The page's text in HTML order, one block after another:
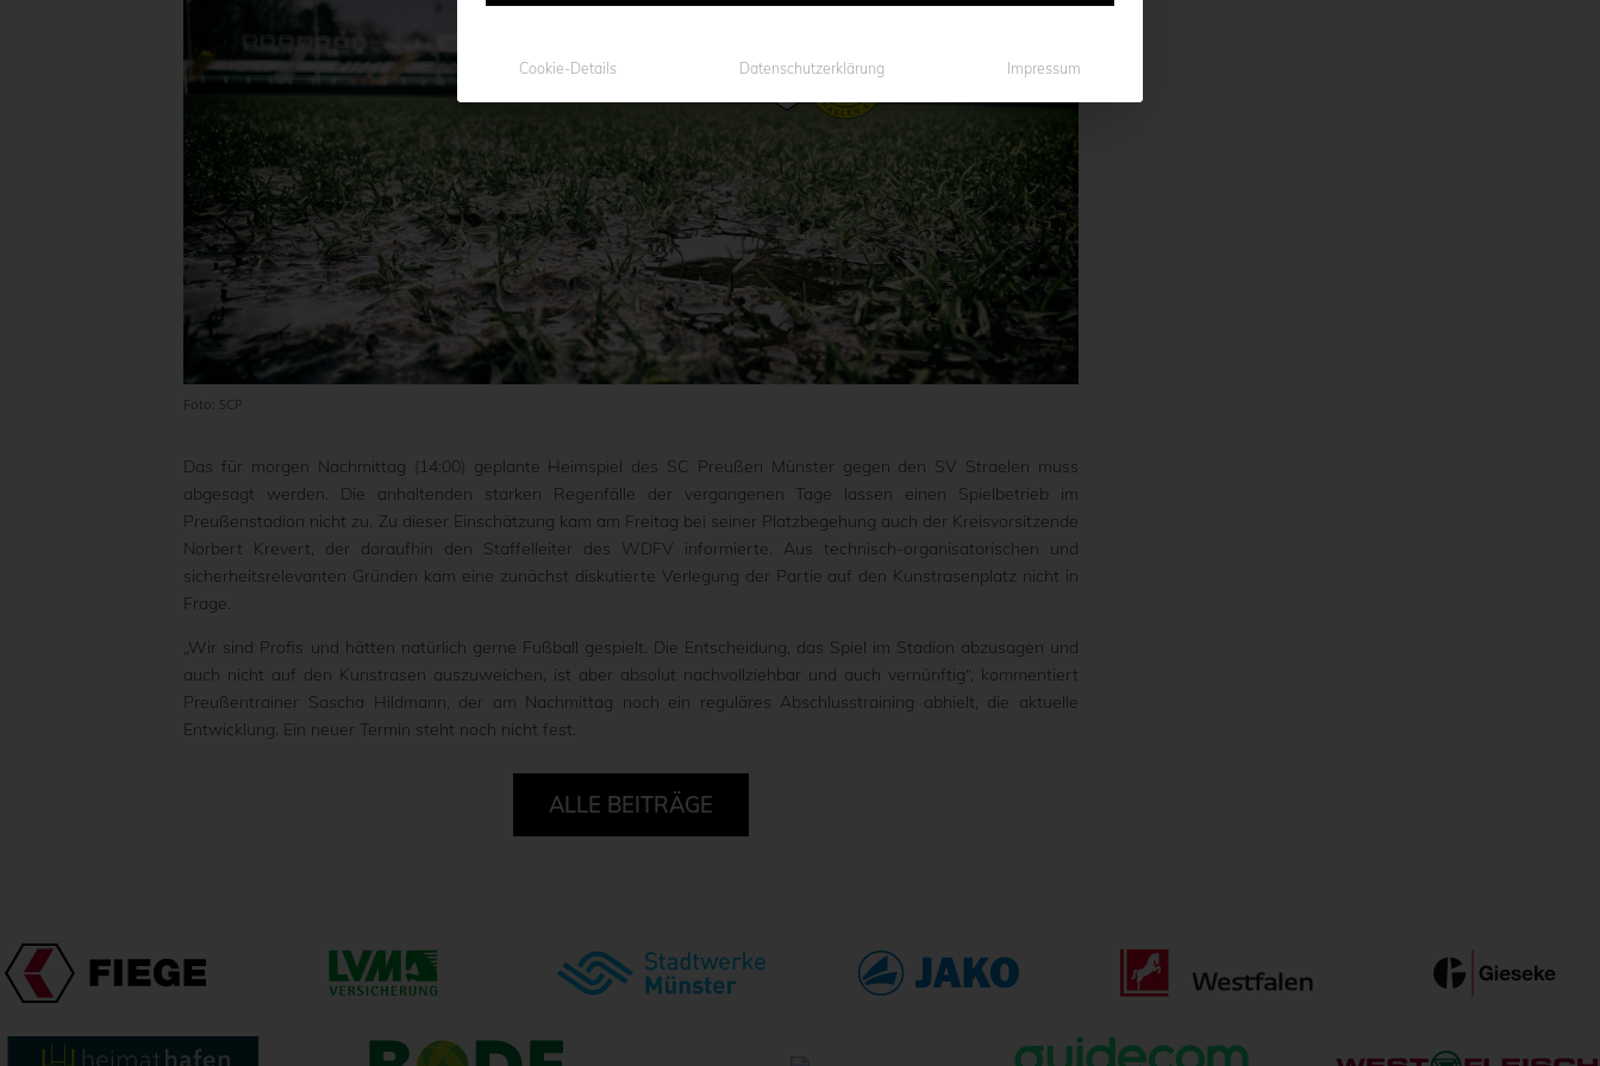
Foto: SCP
Das für morgen Nachmittag (14:00) geplante Heimspiel des SC Preußen Münster gegen den SV Straelen muss
abgesagt werden. Die anhaltenden starken Regenfälle der vergangenen Tage lassen einen Spielbetrieb im
Preußenstadion nicht zu. Zu dieser Einschätzung kam am Freitag bei seiner Platzbegehung auch der Kreisvorsitzende
Norbert Krevert, der daraufhin den Staffelleiter des WDFV informierte. Aus technisch-organisatorischen und
sicherheitsrelevanten Gründen kam eine zunächst diskutierte Verlegung der Partie auf den Kunstrasenplatz nicht in
Frage.
„Wir sind Profis und hätten natürlich gerne Fußball gespielt. Die Entscheidung, das Spiel im Stadion abzusagen und
auch nicht auf den Kunstrasen auszuweichen, ist aber absolut nachvollziehbar und auch vernünftig“, kommentiert
Preußentrainer Sascha Hildmann, der am Nachmittag noch ein reguläres Abschlusstraining abhielt, die aktuelle
Entwicklung. Ein neuer Termin steht noch nicht fest.
ALLE BEITRÄGE
Cookie-Details Datenschutzerklärung Impressum